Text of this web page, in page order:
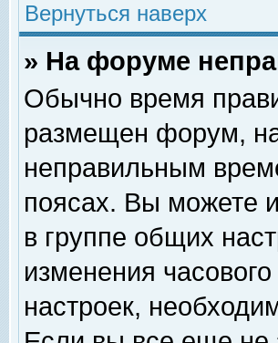
Вернуться наверх
» На форуме
Обычно время
размещен форум,
неправильным
поясах. Вы можете
в группе общих
изменения
настроек,